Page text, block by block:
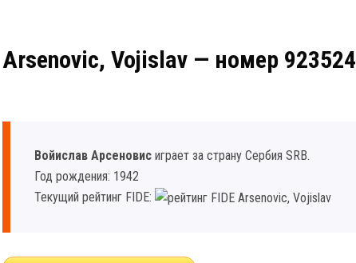
Arsenovic, Vojislav — номер 923524
Войислав Арсеновиc играет за страну Сербия SRB.
Год рождения: 1942
Текущий рейтинг FIDE: